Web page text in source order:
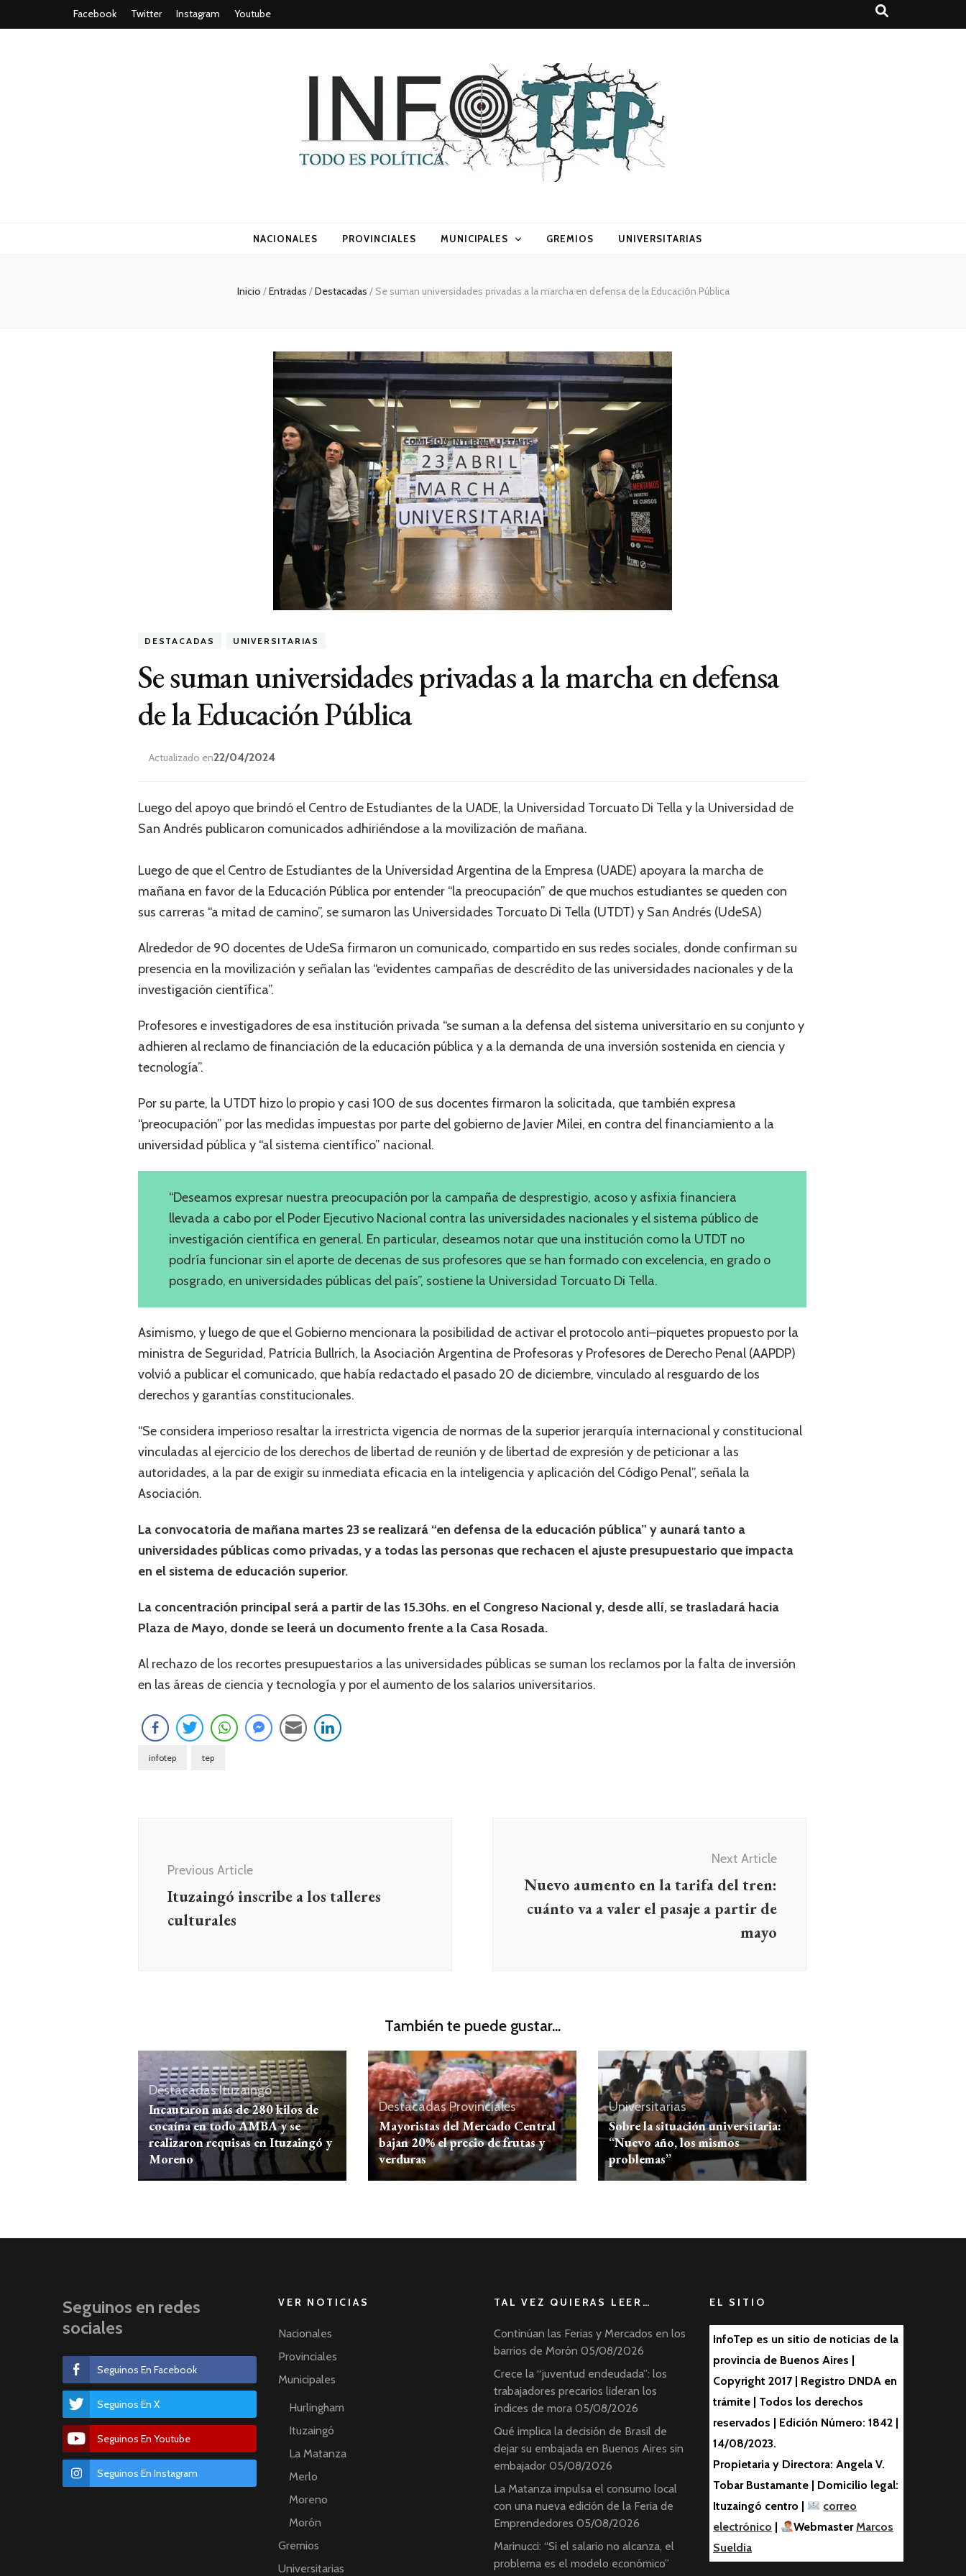
Facebook Twitter Instagram Youtube
Todo es (rosca) política
NACIONALES PROVINCIALES MUNICIPALES GREMIOS UNIVERSITARIAS
Inicio /Entradas /Destacadas / Se suman universidades privadas a la marcha en defensa de la Educación Pública
DESTACADAS UNIVERSITARIAS
Se suman universidades privadas a la marcha en defensa
de la Educación Pública
Actualizado en22/04/2024
Luego del apoyo que brindó el Centro de Estudiantes de la UADE, la Universidad Torcuato Di Tella y la Universidad de
San Andrés publicaron comunicados adhiriéndose a la movilización de mañana.
Luego de que el Centro de Estudiantes de la Universidad Argentina de la Empresa (UADE) apoyara la marcha de
mañana en favor de la Educación Pública por entender “la preocupación” de que muchos estudiantes se queden con
sus carreras “a mitad de camino”, se sumaron las Universidades Torcuato Di Tella (UTDT) y San Andrés (UdeSA)
Alrededor de 90 docentes de UdeSa firmaron un comunicado, compartido en sus redes sociales, donde confirman su
presencia en la movilización y señalan las “evidentes campañas de descrédito de las universidades nacionales y de la
investigación científica”.
Profesores e investigadores de esa institución privada “se suman a la defensa del sistema universitario en su conjunto y
adhieren al reclamo de financiación de la educación pública y a la demanda de una inversión sostenida en ciencia y
tecnología”.
Por su parte, la UTDT hizo lo propio y casi 100 de sus docentes firmaron la solicitada, que también expresa
“preocupación” por las medidas impuestas por parte del gobierno de Javier Milei, en contra del financiamiento a la
universidad pública y “al sistema científico” nacional.
“Deseamos expresar nuestra preocupación por la campaña de desprestigio, acoso y asfixia financiera
llevada a cabo por el Poder Ejecutivo Nacional contra las universidades nacionales y el sistema público de
investigación científica en general. En particular, deseamos notar que una institución como la UTDT no
podría funcionar sin el aporte de decenas de sus profesores que se han formado con excelencia, en grado o
posgrado, en universidades públicas del país”, sostiene la Universidad Torcuato Di Tella.
Asimismo, y luego de que el Gobierno mencionara la posibilidad de activar el protocolo anti–piquetes propuesto por la
ministra de Seguridad, Patricia Bullrich, la Asociación Argentina de Profesoras y Profesores de Derecho Penal (AAPDP)
volvió a publicar el comunicado, que había redactado el pasado 20 de diciembre, vinculado al resguardo de los
derechos y garantías constitucionales.
“Se considera imperioso resaltar la irrestricta vigencia de normas de la superior jerarquía internacional y constitucional
vinculadas al ejercicio de los derechos de libertad de reunión y de libertad de expresión y de peticionar a las
autoridades, a la par de exigir su inmediata eficacia en la inteligencia y aplicación del Código Penal”, señala la
Asociación.
La convocatoria de mañana martes 23 se realizará “en defensa de la educación pública” y aunará tanto a
universidades públicas como privadas, y a todas las personas que rechacen el ajuste presupuestario que impacta
en el sistema de educación superior.
La concentración principal será a partir de las 15.30hs. en el Congreso Nacional y, desde allí, se trasladará hacia
Plaza de Mayo, donde se leerá un documento frente a la Casa Rosada.
Al rechazo de los recortes presupuestarios a las universidades públicas se suman los reclamos por la falta de inversión
en las áreas de ciencia y tecnología y por el aumento de los salarios universitarios.
infotep tep
entradas
Previous Article
Ituzaingó inscribe a los talleres
culturales
Next Article
Nuevo aumento en la tarifa del tren:
cuánto va a valer el pasaje a partir de
mayo
También te puede gustar...
DestacadasItuzaingó
Incautaron más de 280 kilos de
cocaína en todo AMBA y se
realizaron requisas en Ituzaingó y
Moreno
DestacadasProvinciales
Mayoristas del Mercado Central
bajan 20% el precio de frutas y
verduras
Universitarias
Sobre la situación universitaria:
“Nuevo año, los mismos
problemas”
Seguinos en redes
sociales
Seguinos En Facebook
Seguinos En X
Seguinos En Youtube
Seguinos En Instagram
VER NOTICIAS
Nacionales
Provinciales
Municipales
Hurlingham
Ituzaingó
La Matanza
Merlo
Moreno
Morón
Gremios
Universitarias
TAL VEZ QUIERAS LEER…
Continúan las Ferias y Mercados en los
barrios de Morón 05/08/2026
Crece la “juventud endeudada”: los
trabajadores precarios lideran los
índices de mora 05/08/2026
Qué implica la decisión de Brasil de
dejar su embajada en Buenos Aires sin
embajador 05/08/2026
La Matanza impulsa el consumo local
con una nueva edición de la Feria de
Emprendedores 05/08/2026
Marinucci: “Si el salario no alcanza, el
problema es el modelo económico”
EL SITIO
InfoTep es un sitio de noticias de la
provincia de Buenos Aires |
Copyright 2017 | Registro DNDA en
trámite | Todos los derechos
reservados | Edición Número: 1842 |
14/08/2023.
Propietaria y Directora: Angela V.
Tobar Bustamante | Domicilio legal:
Ituzaingó centro |
correo
electrónico
WebmasterMarcos
Sueldia